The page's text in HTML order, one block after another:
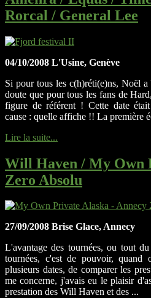
Rorcal / General Lee
04/10/2008 L'Usine, Genève
Si pour tous les c(h)réti(e)ns, Noël
doute que pour tous les fans de
figure de référent ! Cette date
cause : quelle affiche !! La première
Lire la suite...
Will Haven / My Own
Zero Absolu
27/09/2008 Brise Glace, Annecy
L'avantage des tournées, ou tout
tournées, c'est de pouvoir, quand
plusieurs dates, de comparer les
me concerne, j'avais eu le plaisir
prestation des Will Haven et des ...